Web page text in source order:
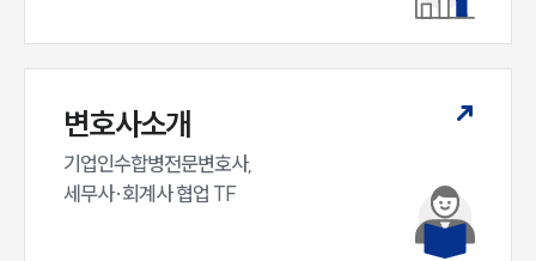
구성원 소개
소식/자료
변호사소개
기업인수합병전문변호사,
세무사·회계사 협업 TF